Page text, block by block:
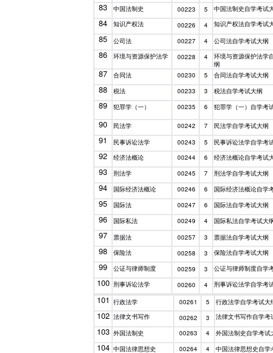
83 中国法制史 00223 5 中国法制史自学考试
84 知识产权法 00226 4 知识产权法自学考试
85 公司法 00227 4 公司法自学考试大纲
86 环境与资源保护法学 00228 4
环境与资源保护法学
纲
87 合同法 00230 5 合同法自学考试大纲
88 税法 00233 3 税法自学考试大纲
89 犯罪学（一） 00235 6 犯罪学（一）自学考
90 民法学 00242 7 民法学自学考试大纲
91 民事诉讼法学 00243 5 民事诉讼法学自学考
92 经济法概论 00244 6 经济法概论自学考试
93 刑法学 00245 7 刑法学自学考试大纲
94 国际经济法概论 00246 6 国际经济法概论自学
95 国际法 00247 6 国际法自学考试大纲
96 国际私法 00249 4 国际私法自学考试大
97 票据法 00257 3 票据法自学考试大纲
98 保险法 00258 3 保险法自学考试大纲
99 公证与律师制度 00259 3 公证与律师制度自学
100 刑事诉讼法学 00260 4 刑事诉讼法学自学考
101 行政法学 00261 5 行政法学自学考试大
102 法律文书写作 00262 3 法律文书写作自学考
103 外国法制史 00263 4 外国法制史自学考试
104 中国法律思想史 00264 4 中国法律思想史自学